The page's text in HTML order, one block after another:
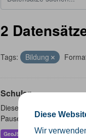
Diese
Wir
2
Tags: Bildung
Schulen
Dieser Datensatz
Pausenzeiten und
GeoJSON SHP